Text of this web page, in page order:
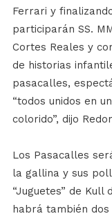
Ferrari y
participarán SS.
Cortes Reales y
de historias
pasacalles,
“todos unidos en
colorido”, dijo
Los Pasacalles
la gallina y sus
“Juguetes” de Kull
habrá también